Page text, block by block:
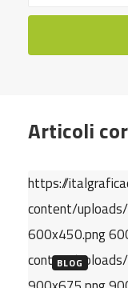
Articoli
BLOG
https://
content/
600x450.png
content/